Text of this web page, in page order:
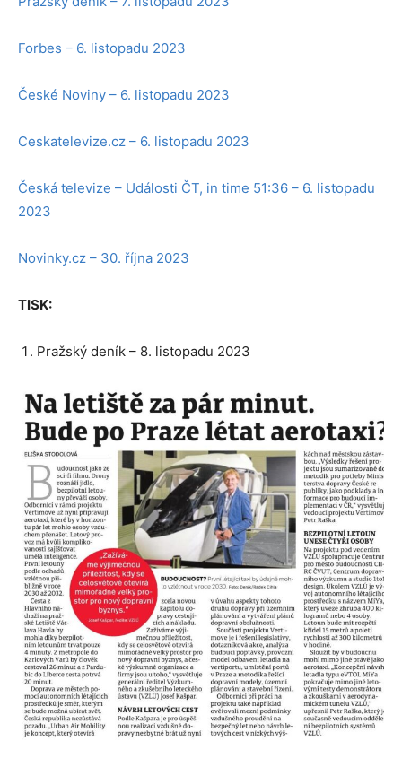
Forbes – 6. listopadu 2023
České Noviny – 6. listopadu 2023
Ceskatelevize.cz – 6. listopadu 2023
Česká televize – Události ČT, in time 51:36 – 6. listopadu
2023
Novinky.cz – 30. října 2023
TISK:
Pražský deník – 8. listopadu 2023